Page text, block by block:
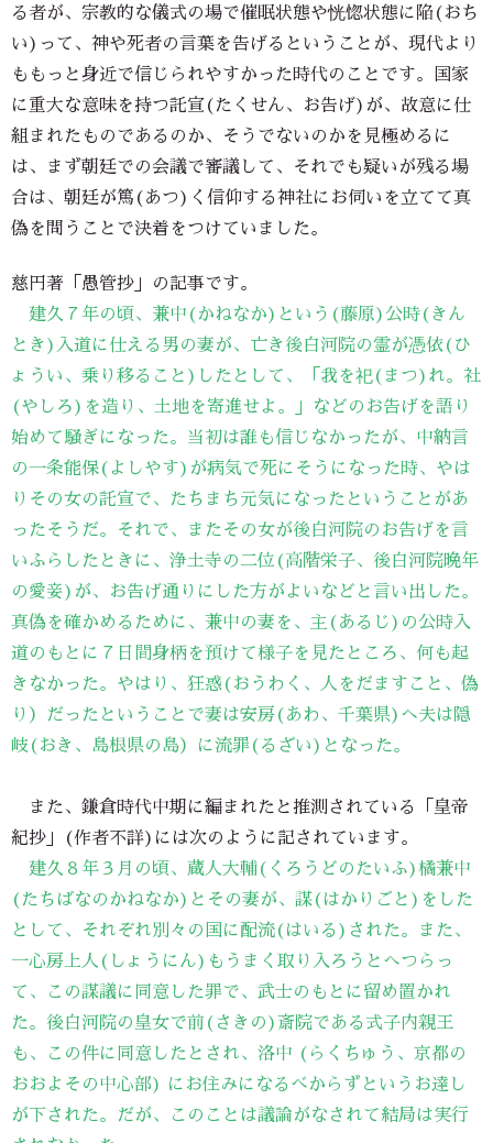
る者が、宗教的な儀式の場で催眠状態や恍惚状態に陥(おち
い)って、神や死者の言葉を告げるということが、現代より
ももっと身近で信じられやすかった時代のことです。国家
に重大な意味を持つ託宣(たくせん、お告げ)が、故意に仕
組まれたものであるのか、そうでないのかを見極めるに
は、まず朝廷での会議で審議して、それでも疑いが残る場
合は、朝廷が篤(あつ)く信仰する神社にお伺いを立てて真
偽を問うことで決着をつけていました。
慈円著「愚管抄」の記事です。
建久７年の頃、兼中(かねなか)という(藤原)公時(きん
とき)入道に仕える男の妻が、亡き後白河院の霊が憑依(ひ
ょうい、乗り移ること)したとして、「我を祀(まつ)れ。社
(やしろ)を造り、土地を寄進せよ。」などのお告げを語り
始めて騒ぎになった。当初は誰も信じなかったが、中納言
の一条能保(よしやす)が病気で死にそうになった時、やは
りその女の託宣で、たちまち元気になったということがあ
ったそうだ。それで、またその女が後白河院のお告げを言
いふらしたときに、浄土寺の二位(高階栄子、後白河院晩年
の愛妾)が、お告げ通りにした方がよいなどと言い出した。
真偽を確かめるために、兼中の妻を、主(あるじ)の公時入
道のもとに７日間身柄を預けて様子を見たところ、何も起
きなかった。やはり、狂惑(おうわく、人をだますこと、偽
り）だったということで妻は安房(あわ、千葉県)へ夫は隠
岐(おき、島根県の島）に流罪(るざい)となった。
また、鎌倉時代中期に編まれたと推測されている「皇帝
紀抄」(作者不詳)には次のように記されています。
建久８年３月の頃、蔵人大輔(くろうどのたいふ)橘兼中
(たちばなのかねなか)とその妻が、謀(はかりごと)をした
として、それぞれ別々の国に配流(はいる)された。また、
一心房上人(しょうにん)もうまく取り入ろうとへつらっ
て、この謀議に同意した罪で、武士のもとに留め置かれ
た。後白河院の皇女で前(さきの)斎院である式子内親王
も、この件に同意したとされ、洛中 (らくちゅう、京都の
おおよその中心部) にお住みになるべからずというお達し
が下された。だが、このことは議論がなされて結局は実行